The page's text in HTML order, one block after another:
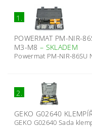
1.
POWERMAT PM-NIR-
M3-M8– SKLADEM
Powermat PM-NIR-
2.
GEKO G02640
GEKO G02640 Sada